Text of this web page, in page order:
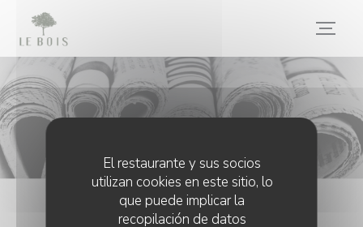
Personalización de sus opciones de cookies
El restaurante y sus socios
utilizan cookies en este sitio, lo
que puede implicar la
recopilación de datos